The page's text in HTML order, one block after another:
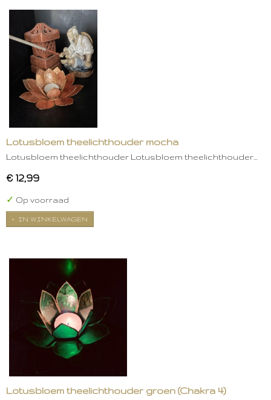
Lotusbloem theelichthouder mocha
Lotusbloem theelichthouder Lotusbloem theelichthouder…
€ 12,99
✓ Op voorraad
IN WINKELWAGEN
Lotusbloem theelichthouder groen (Chakra 4)